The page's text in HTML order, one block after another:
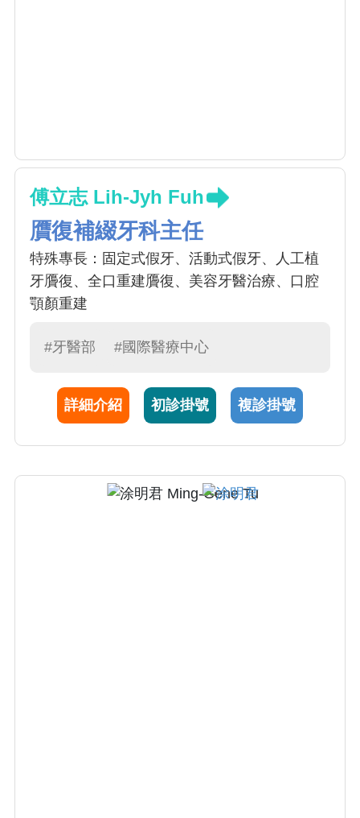
傅立志 Lih-Jyh Fuh
贋復補綴牙科主任
特殊專長：固定式假牙、活動式假牙、人工植
牙贗復、全口重建贗復、美容牙醫治療、口腔
顎顏重建
#牙醫部 #國際醫療中心
詳細介紹 初診掛號 複診掛號